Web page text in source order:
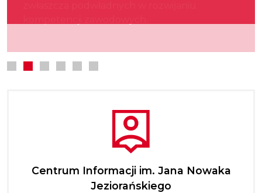
Centrum Informacji im. Jana Nowaka
Jeziorańskiego